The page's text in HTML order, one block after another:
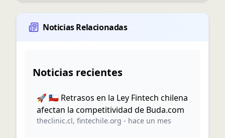
Noticias Relacionadas
Noticias recientes
🚀 🇨🇱 Retrasos en la Ley Fintech chilena
afectan la competitividad de Buda.com
theclinic.cl, fintechile.org - hace un mes